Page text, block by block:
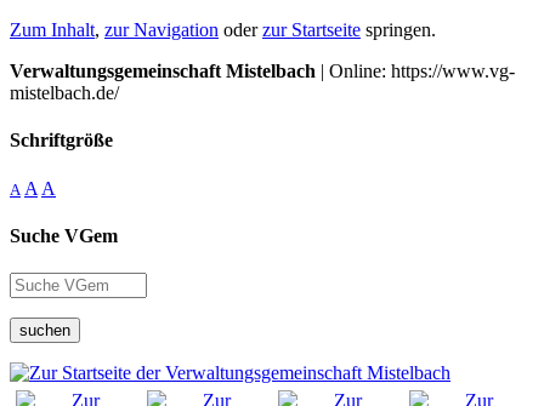
Zum Inhalt, zur Navigation oderzur Startseite springen.
Verwaltungsgemeinschaft Mistelbach | Online: https://www.vg-
mistelbach.de/
Schriftgröße
A A A
Suche VGem
suchen